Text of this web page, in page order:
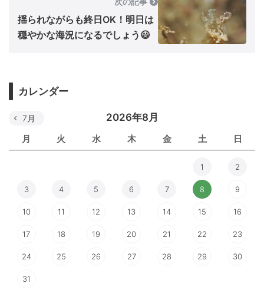
揺られながらも終日OK！明日は
穏やかな海況になるでしょう😃
カレンダー
2026年8月
月 火 水 木 金 土 日
7月
1 2
3 4 5 6 7 8 9
10 11 12 13 14 15 16
17 18 19 20 21 22 23
24 25 26 27 28 29 30
31